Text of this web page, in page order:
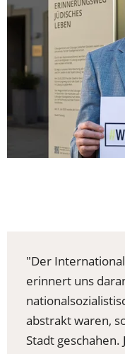
"Der
erinnert uns
abstrakt waren,
Stadt geschahen.